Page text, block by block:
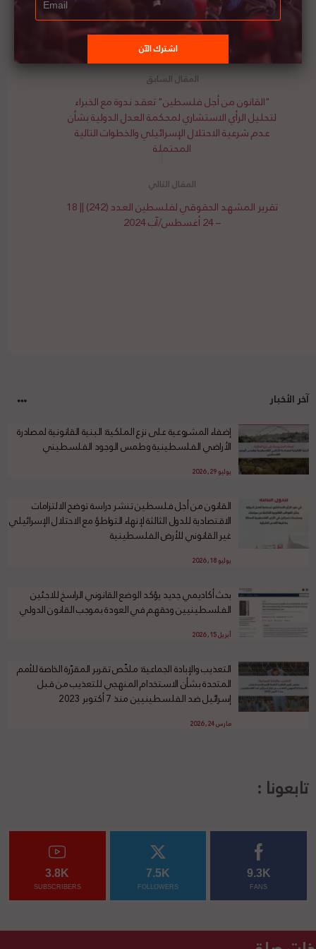
لتحميل الدراسة،انقر/ي هنا
"القانون من أجل فلسطين" تعقد ندوة مع الخبراء
لتحليل الرأي الاستشاري لمحكمة العدل الدولية بشأن
عدم شرعية الاحتلال الإسرائيلي والخطوات التالية
المحتملة
تقرير المشهد الحقوقي لفلسطين العدد (242) || 18
– 24 أغسطس/آب 2024
آخر الأخبار
إضفاء المشروعية على نزع الملكية: البنية القانونية لمصادرة
الأراضي الفلسطينية وطمس الوجود الفلسطيني
يوليو 29, 2026
القانون من أجل فلسطين تنشر دراسة توضح الالتزامات
الاقتصادية للدول الثالثة لإنهاء التواطؤ مع الاحتلال الإسرائيلي
غير القانوني للأرض الفلسطينية
يوليو 18, 2026
بحث أكاديمي جديد يؤكد الوضع القانوني الراسخ للاجئين
الفلسطينيين وحقهم في العودة بموجب القانون الدولي
أبريل 15, 2026
التعذيب والإبادة الجماعية: ملخّص تقرير المقرّرة الخاصة للأمم
المتحدة بشأن الاستخدام المنهجي للتعذيب من قبل
إسرائيل ضد الفلسطينيين منذ 7 أكتوبر 2023
مارس 24, 2026
تابعونا :
9.3K
FANS
7.5K
FOLLOWERS
3.8K
SUBSCRIBERS